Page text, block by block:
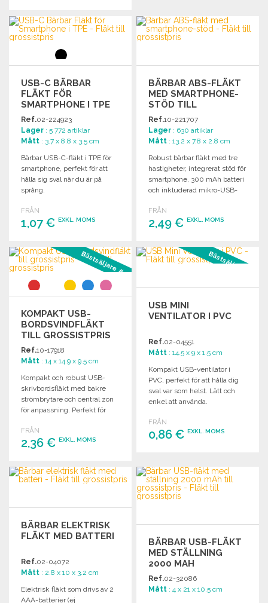
BESTÄLL
Begär offert
Begär offert
USB-C BÄRBAR
FLÄKT FÖR
SMARTPHONE I TPE
TILL GROSSISTPRIS
Ref.02-224923
Lager : 5 772 artiklar
Mått : 3.7 x 8.8 x 3.5 cm
Bärbar USB-C-fläkt i TPE för
smartphone, perfekt för att
hålla sig sval när du är på
språng.
FRÅN
1,07 € EXKL. MOMS
BESTÄLL
Begär offert
BÄRBAR ABS-FLÄKT
MED SMARTPHONE-
STÖD TILL
GROSSISTPRIS
Ref.10-221707
Lager : 630 artiklar
Mått : 13.2 x 7.8 x 2.8 cm
Robust bärbar fläkt med tre
hastigheter, integrerat stöd för
smartphone, 300 mAh batteri
och inkluderad mikro-USB-
FRÅN
2,49 €EXKL. MOMS
BESTÄLL
Begär offert
Bästsäljare #2
KOMPAKT USB-
BORDSVINDFLÄKT
TILL GROSSISTPRIS
Ref.10-17918
Mått : 14 x 14.9 x 9.5 cm
Kompakt och robust USB-
skrivbordsfläkt med bakre
strömbrytare och central zon
för anpassning. Perfekt för
FRÅN
2,36 € EXKL. MOMS
BESTÄLL
Begär offert
Bästsäljare #3
USB MINI
VENTILATOR I PVC
Ref.02-04551
Mått : 14.5 x 9 x 1.5 cm
Kompakt USB-ventilator i
PVC, perfekt för att hålla dig
sval var som helst. Lätt och
enkel att använda.
FRÅN
0,86 €EXKL. MOMS
Begär offert
BÄRBAR ELEKTRISK
FLÄKT MED BATTERI
Ref.02-04072
Mått : 2.8 x 10 x 3.2 cm
Elektrisk fläkt som drivs av 2
AAA-batterier (ej
BÄRBAR USB-FLÄKT
MED STÄLLNING
2000 MAH
Ref.02-32086
Mått : 4 x 21 x 10.5 cm